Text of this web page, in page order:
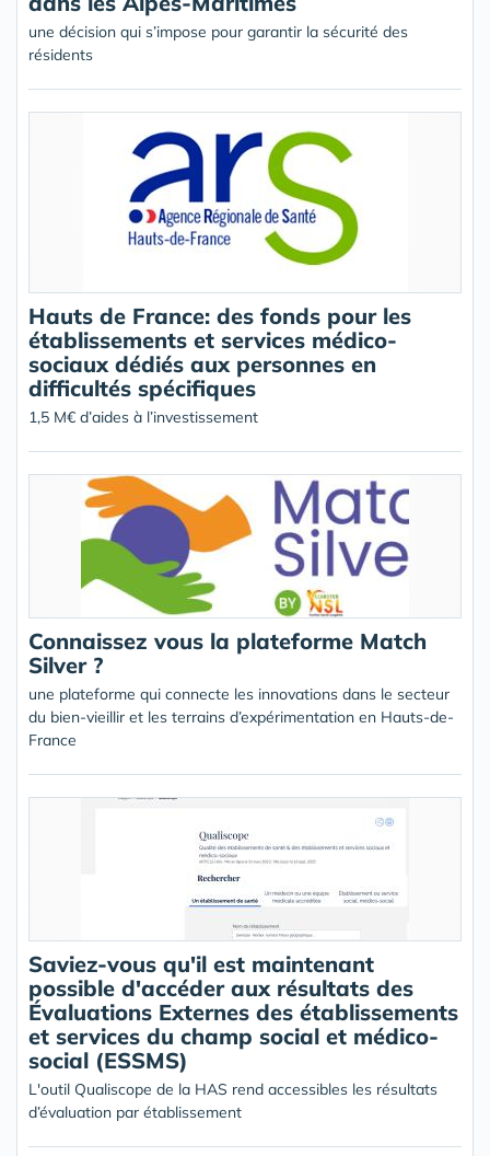
une décision qui s’impose pour garantir la sécurité des
résidents
Hauts de France: des fonds pour les
établissements et services médico-
sociaux dédiés aux personnes en
difficultés spécifiques
1,5 M€ d’aides à l’investissement
Connaissez vous la plateforme Match
Silver ?
une plateforme qui connecte les innovations dans le secteur
du bien-vieillir et les terrains d’expérimentation en Hauts-de-
France
Saviez-vous qu'il est maintenant
possible d'accéder aux résultats des
Évaluations Externes des établissements
et services du champ social et médico-
social (ESSMS)
L'outil Qualiscope de la HAS rend accessibles les résultats
d’évaluation par établissement